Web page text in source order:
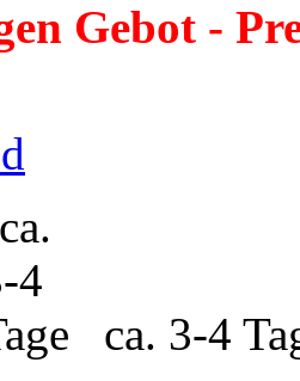
Gebot -
ca. 3-4